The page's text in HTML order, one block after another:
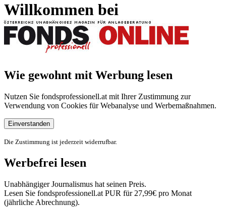
Willkommen bei
Wie gewohnt mit Werbung lesen
Nutzen Sie fondsprofessionell.at mit Ihrer Zustimmung zur
Verwendung von Cookies für Webanalyse und Werbemaßnahmen.
Einverstanden
Die Zustimmung ist jederzeit widerrufbar.
Werbefrei lesen
Unabhängiger Journalismus hat seinen Preis.
Lesen Sie fondsprofessionell.at PUR für 27,99€ pro Monat
(jährliche Abrechnung).